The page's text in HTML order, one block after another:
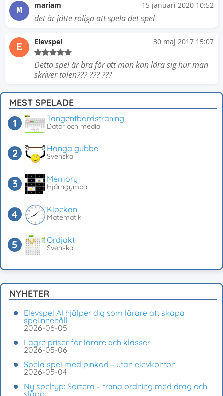
M mariam 15 januari 2020 10:52
det är jätte roliga att spela det spel
E Elevspel 30 maj 2017 15:07
Detta spel är bra för att man kan lära sig hur man
skriver talen??? ??? ???
MEST SPELADE
Tangentbordsträning
Dator och media
Hänga gubbe
Svenska
Memory
Hjärngympa
Klockan
Matematik
Ordjakt
Svenska
NYHETER
Elevspel AI hjälper dig som lärare att skapa
spelinnehåll
2026-06-05
Lägre priser för lärare och klasser
2026-05-06
Spela spel med pinkod – utan elevkonton
2026-05-04
Ny speltyp: Sortera – träna ordning med drag och
släpp